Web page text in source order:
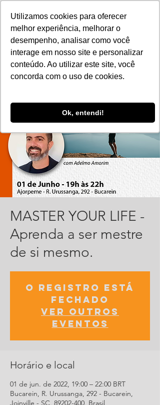
Utilizamos cookies para oferecer
melhor experiência, melhorar o
desempenho, analisar como você
interage em nosso site e personalizar
conteúdo. Ao utilizar este site, você
concorda com o uso de cookies.
Ok, entendi!
MASTER YOUR LIFE -
Aprenda a ser mestre
de si mesmo.
O registro está
fechado
Ver outros
eventos
Horário e local
01 de jun. de 2022, 19:00 – 22:00 BRT
Bucarein, R. Urussanga, 292 - Bucarein,
Joinville - SC, 89202-400, Brasil